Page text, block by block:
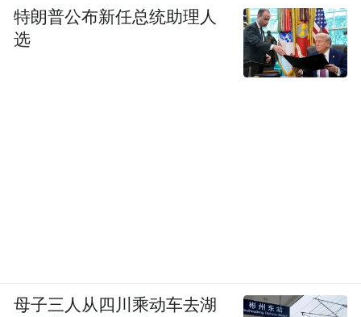
特朗普公布新任总统助理人
选
母子三人从四川乘动车去湖